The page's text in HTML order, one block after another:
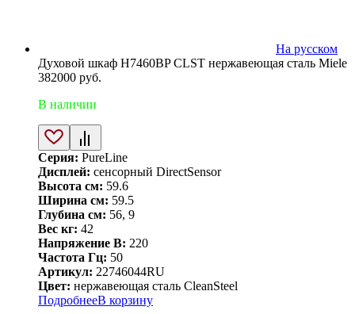
На русском
Духовой шкаф H7460BP CLST нержавеющая сталь Miele
382000 руб.
В наличии
Серия: PureLine
Дисплей: сенсорный DirectSensor
Высота см: 59.6
Ширина см: 59.5
Глубина см: 56, 9
Вес кг: 42
Напряжение В: 220
Частота Гц: 50
Артикул: 22746044RU
Цвет: нержавеющая сталь CleanSteel
ПодробнееВ корзину